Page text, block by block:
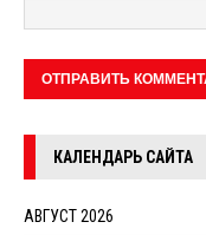
КАЛЕНДАРЬ САЙТА
АВГУСТ 2026